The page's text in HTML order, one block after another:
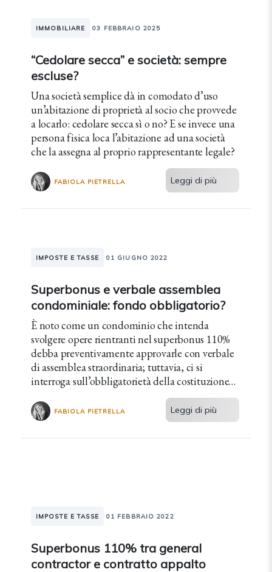
IMMOBILIARE 03 FEBBRAIO 2025
“Cedolare secca” e società: sempre
escluse?
Una società semplice dà in comodato d’uso
un’abitazione di proprietà al socio che provvede
a locarlo: cedolare secca sì o no? E se invece una
persona fisica loca l’abitazione ad una società
che la assegna al proprio rappresentante legale?
FABIOLA PIETRELLA Leggi di più
IMPOSTE E TASSE 01 GIUGNO 2022
Superbonus e verbale assemblea
condominiale: fondo obbligatorio?
È noto come un condominio che intenda
svolgere opere rientranti nel superbonus 110%
debba preventivamente approvarle con verbale
di assemblea straordinaria; tuttavia, ci si
interroga sull’obbligatorietà della costituzione
FABIOLA PIETRELLA Leggi di più
IMPOSTE E TASSE 01 FEBBRAIO 2022
Superbonus 110% tra general
contractor e contratto appalto